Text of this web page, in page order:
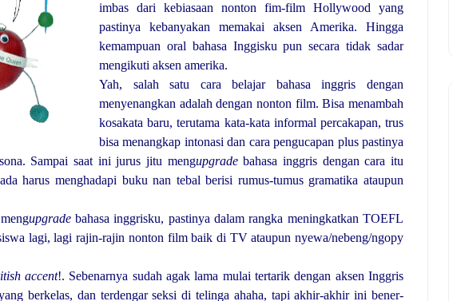
imbas dari kebiasaan nonton fim-film Hollywood yang
pastinya kebanyakan memakai aksen Amerika. Hingga
kemampuan oral bahasa Inggisku pun secara tidak sadar
mengikuti aksen amerika.
Yah, salah satu cara belajar bahasa inggris dengan
menyenangkan adalah dengan nonton film. Bisa menambah
kosakata baru, terutama kata-kata informal percakapan, trus
bisa menangkap intonasi dan cara pengucapan plus pastinya
Sampai saat ini jurus jitu mengupgradebahasa inggris dengan cara itu
harus menghadapi buku nan tebal berisi rumus-tumus gramatika ataupun
upgradebahasa inggrisku, pastinya dalam rangka meningkatkan TOEFL
lagi, lagi rajin-rajin nonton film baik di TV ataupun nyewa/nebeng/ngopy
accent!. Sebenarnya sudah agak lama mulai tertarik dengan aksen Inggris
berkelas, dan terdengar seksi di telinga ahaha, tapi akhir-akhir ini bener-